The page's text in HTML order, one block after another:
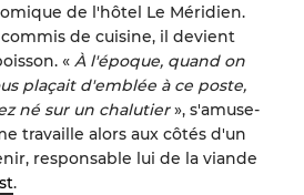
de l'hôtel Le Méridien.
de cuisine, il devient
« À l'époque, quand on
plaçait d'emblée à ce poste,
né sur un chalutier», s'amuse-
travaille alors aux côtés d'un
responsable lui de la viande
.